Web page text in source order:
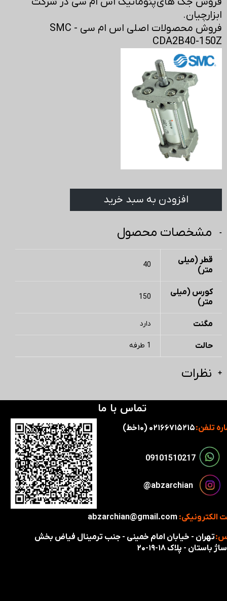
ابزارچیان.
فروش محصولات اصلی اس ام سی - SMC
CDA2B40-150Z
افزودن به سبد خرید
مشخصات محصول
قطر (میلی
متر)
40
کورس (میلی
متر)
150
مگنت دارد
حالت 1 طرفه
نظرات
تماس با ما
تلفن:
تهران - خیابان امام خمینی - جنب ترمینال فیاض بخش
باستان - پلاک ۱۸-۱۹-۲۰
الکترونیکی: abzarchian@gmail.com
​​09101510217​​​​​​​
​​​abzarchian@